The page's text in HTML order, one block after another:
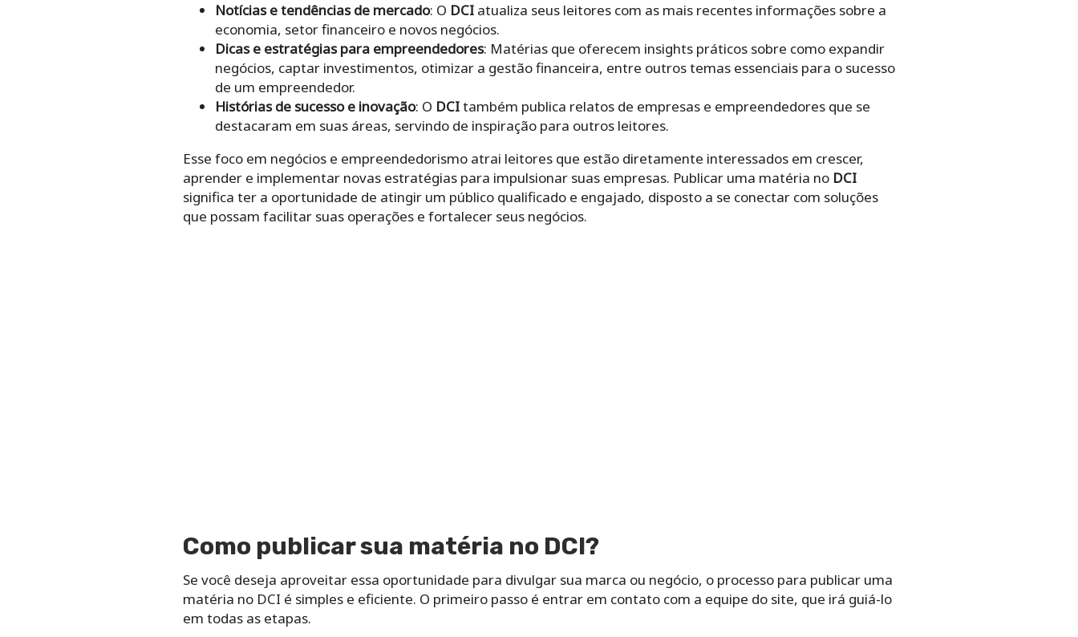
Notícias e tendências de mercado: O DCIatualiza seus leitores com as mais recentes informações sobre a
economia, setor financeiro e novos negócios.
Dicas e estratégias para empreendedores: Matérias que oferecem insights práticos sobre como expandir
negócios, captar investimentos, otimizar a gestão financeira, entre outros temas essenciais para o sucesso
de um empreendedor.
Histórias de sucesso e inovação: O DCItambém publica relatos de empresas e empreendedores que se
destacaram em suas áreas, servindo de inspiração para outros leitores.
Esse foco em negócios e empreendedorismo atrai leitores que estão diretamente interessados em crescer,
aprender e implementar novas estratégias para impulsionar suas empresas. Publicar uma matéria no DCI
significa ter a oportunidade de atingir um público qualificado e engajado, disposto a se conectar com soluções
que possam facilitar suas operações e fortalecer seus negócios.
Como publicar sua matéria no DCI?
Se você deseja aproveitar essa oportunidade para divulgar sua marca ou negócio, o processo para publicar uma
matéria no DCI é simples e eficiente. O primeiro passo é entrar em contato com a equipe do site, que irá guiá-lo
em todas as etapas.